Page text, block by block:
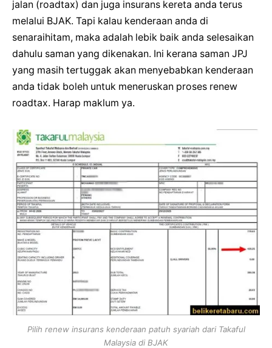
jalan (roadtax) dan juga insurans kereta anda terus
melalui BJAK. Tapi kalau kenderaan anda di
senaraihitam, maka adalah lebik baik anda selesaikan
dahulu saman yang dikenakan. Ini kerana saman JPJ
yang masih tertuggak akan menyebabkan kenderaan
anda tidak boleh untuk meneruskan proses renew
roadtax. Harap maklum ya.
Pilih renew insurans kenderaan patuh syariah dari Takaful
Malaysia di BJAK